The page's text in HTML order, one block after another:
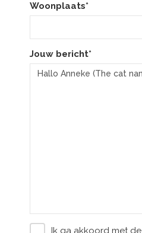
Woonplaats*
Jouw bericht*
Ik ga akkoord met de